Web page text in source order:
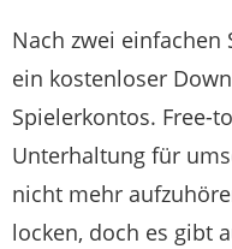
Nach zwei einfachen
ein kostenloser
Spielerkontos. Free-
Unterhaltung für
nicht mehr
locken, doch es gibt